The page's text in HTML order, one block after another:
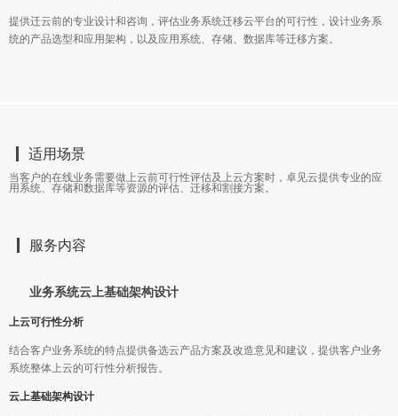
提供迁云前的专业设计和咨询，评估业务系统迁移云平台的可行性，设计业务系
统的产品选型和应用架构，以及应用系统、存储、数据库等迁移方案。
适用场景
当客户的在线业务需要做上云前可行性评估及上云方案时，卓见云提供专业的应
用系统、存储和数据库等资源的评估、迁移和割接方案。
服务内容
业务系统云上基础架构设计
上云可行性分析
结合客户业务系统的特点提供备选云产品方案及改造意见和建议，提供客户业务
系统整体上云的可行性分析报告。
云上基础架构设计